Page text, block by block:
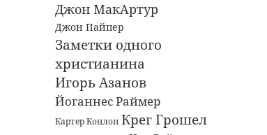
Джон МакАртур
Джон Пайпер
Заметки одного
христианина
Игорь Азанов
Йоганнес Раймер
Картер Конлон Крег Грошел